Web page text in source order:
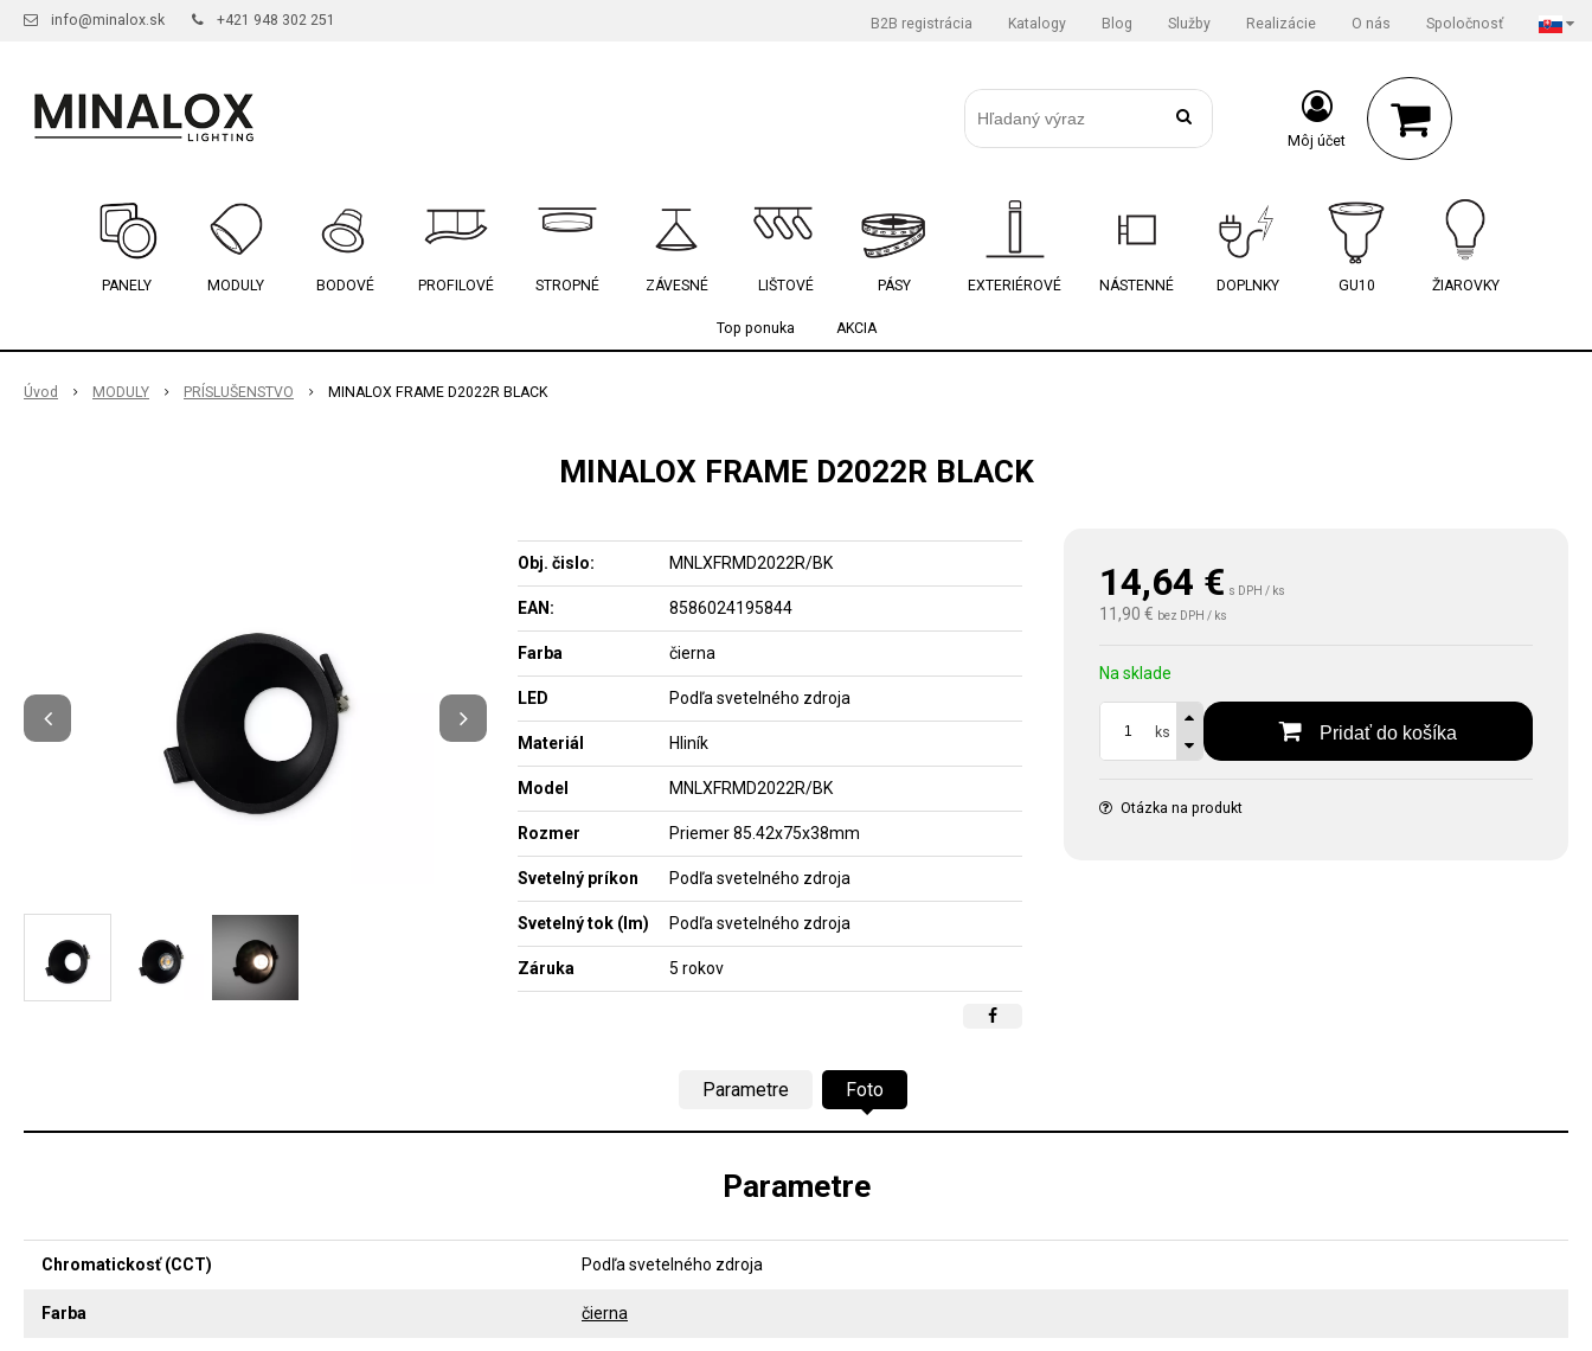
info@minalox.sk +421 948 302 251 B2B registrácia Katalogy Blog Služby Realizácie O nás Spoločnosť
Môj účet
PANELY MODULY BODOVÉ PROFILOVÉ STROPNÉ ZÁVESNÉ LIŠTOVÉ PÁSY EXTERIÉROVÉ NÁSTENNÉ DOPLNKY GU10 ŽIAROVKY
Top ponuka AKCIA
Úvod MODULY PRÍSLUŠENSTVO MINALOX FRAME D2022R BLACK
MINALOX FRAME D2022R BLACK
14,64 € s DPH / ks
11,90 € bez DPH / ks
Na sklade
ks Pridať do košíka
Otázka na produkt
Obj. čislo: MNLXFRMD2022R/BK
EAN: 8586024195844
Farba čierna
LED Podľa svetelného zdroja
Materiál Hliník
Model MNLXFRMD2022R/BK
Rozmer Priemer 85.42x75x38mm
Svetelný príkon Podľa svetelného zdroja
Svetelný tok (lm) Podľa svetelného zdroja
Záruka 5 rokov
Parametre Foto
Parametre
Chromatickosť (CCT) Podľa svetelného zdroja
Farba čierna